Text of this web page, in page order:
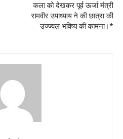
कला को देखकर पूर्व ऊर्जा मंत्री
रामवीर उपाध्याय ने की छात्रा की
उज्ज्वल भविष्य की कामना।*